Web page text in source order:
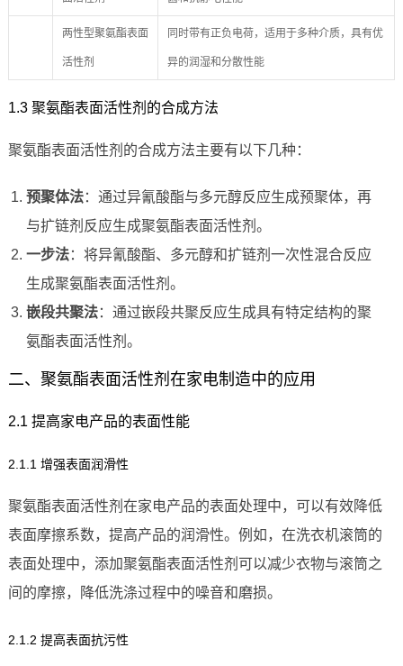
两性型聚氨酯表面
活性剂
同时带有正负电荷，适用于多种介质，具有优
异的润湿和分散性能
1.3 聚氨酯表面活性剂的合成方法
聚氨酯表面活性剂的合成方法主要有以下几种：
预聚体法：通过异氰酸酯与多元醇反应生成预聚体，再
与扩链剂反应生成聚氨酯表面活性剂。
一步法：将异氰酸酯、多元醇和扩链剂一次性混合反应
生成聚氨酯表面活性剂。
嵌段共聚法：通过嵌段共聚反应生成具有特定结构的聚
氨酯表面活性剂。
二、聚氨酯表面活性剂在家电制造中的应用
2.1 提高家电产品的表面性能
2.1.1 增强表面润滑性
聚氨酯表面活性剂在家电产品的表面处理中，可以有效降低
表面摩擦系数，提高产品的润滑性。例如，在洗衣机滚筒的
表面处理中，添加聚氨酯表面活性剂可以减少衣物与滚筒之
间的摩擦，降低洗涤过程中的噪音和磨损。
2.1.2 提高表面抗污性